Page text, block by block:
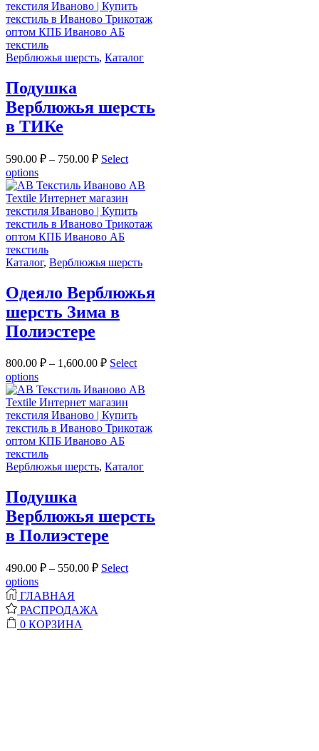
Верблюжья шерсть, Каталог
Подушка
Верблюжья шерсть
в ТИКе
590.00 ₽ – 750.00 ₽ Select
options
Каталог, Верблюжья шерсть
Одеяло Верблюжья
шерсть Зима в
Полиэстере
800.00 ₽ – 1,600.00 ₽ Select
options
Верблюжья шерсть, Каталог
Подушка
Верблюжья шерсть
в Полиэстере
490.00 ₽ – 550.00 ₽ Select
options
ГЛАВНАЯ
РАСПРОДАЖА
0 КОРЗИНА